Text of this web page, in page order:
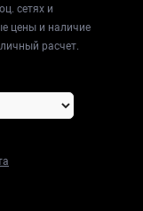
сетях и
цены и наличие
расчет.